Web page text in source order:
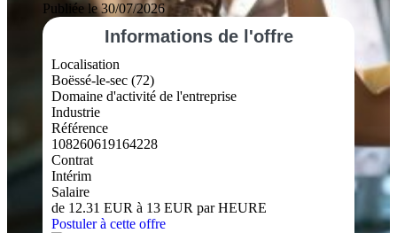
Publiée le 30/07/2026
Informations de l'offre
Localisation
Boëssé-le-sec (72)
Domaine d'activité de l'entreprise
Industrie
Référence
108260619164228
Contrat
Intérim
Salaire
de 12.31 EUR à 13 EUR par HEURE
Postuler à cette offre